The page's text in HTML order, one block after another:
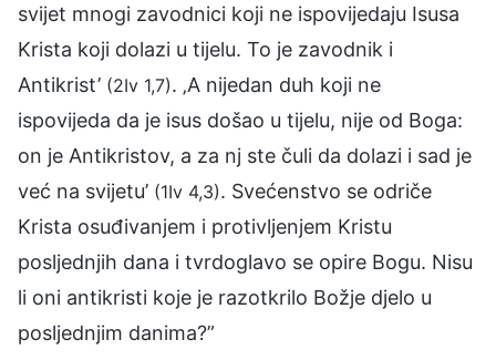
svijet mnogi zavodnici koji ne ispovijedaju Isusa
Krista koji dolazi u tijelu. To je zavodnik i
Antikrist’ (2Iv 1,7). ‚A nijedan duh koji ne
ispovijeda da je isus došao u tijelu, nije od Boga:
on je Antikristov, a za nj ste čuli da dolazi i sad je
već na svijetu’ (1Iv 4,3). Svećenstvo se odriče
Krista osuđivanjem i protivljenjem Kristu
posljednjih dana i tvrdoglavo se opire Bogu. Nisu
li oni antikristi koje je razotkrilo Božje djelo u
posljednjim danima?”